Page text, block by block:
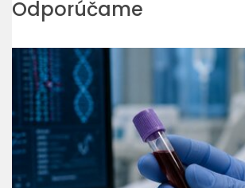
Odporúčame